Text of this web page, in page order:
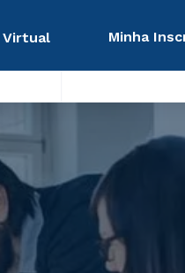
Virtual Minha